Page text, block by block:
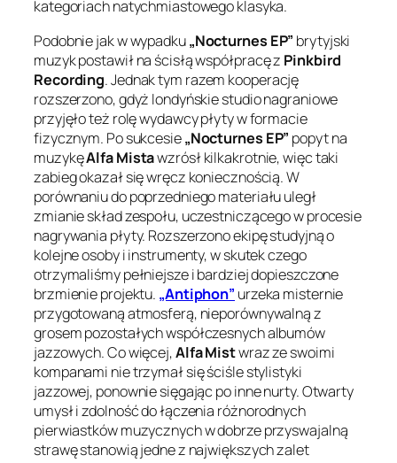
kategoriach natychmiastowego klasyka.
Podobnie jak w wypadku„Nocturnes EP” brytyjski
muzyk postawił na ścisłą współpracę z Pinkbird
Recording. Jednak tym razem kooperację
rozszerzono, gdyż londyńskie studio nagraniowe
przyjęło też rolę wydawcy płyty w formacie
fizycznym. Po sukcesie„Nocturnes EP” popyt na
muzykęAlfa Mistawzrósł kilkakrotnie, więc taki
zabieg okazał się wręcz koniecznością. W
porównaniu do poprzedniego materiału uległ
zmianie skład zespołu, uczestniczącego w procesie
nagrywania płyty. Rozszerzono ekipę studyjną o
kolejne osoby i instrumenty, w skutek czego
otrzymaliśmy pełniejsze i bardziej dopieszczone
brzmienie projektu. „Antiphon” urzeka misternie
przygotowaną atmosferą, nieporównywalną z
grosem pozostałych współczesnych albumów
jazzowych. Co więcej,Alfa Mistwraz ze swoimi
kompanami nie trzymał się ściśle stylistyki
jazzowej, ponownie sięgając po inne nurty. Otwarty
umysł i zdolność do łączenia różnorodnych
pierwiastków muzycznych w dobrze przyswajalną
strawę stanowią jedne z największych zalet